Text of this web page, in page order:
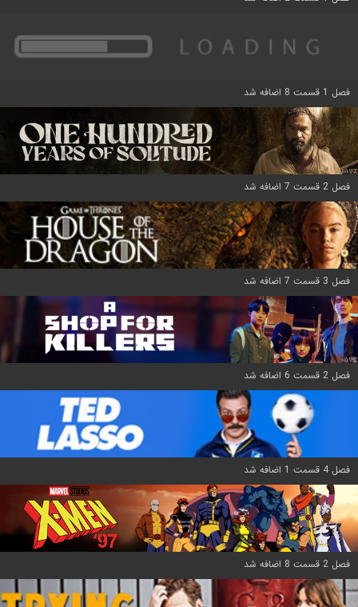
فصل 1 قسمت 8 اضافه شد
فصل 2 قسمت 7 اضافه شد
فصل 3 قسمت 7 اضافه شد
فصل 2 قسمت 6 اضافه شد
فصل 4 قسمت 1 اضافه شد
فصل 2 قسمت 8 اضافه شد